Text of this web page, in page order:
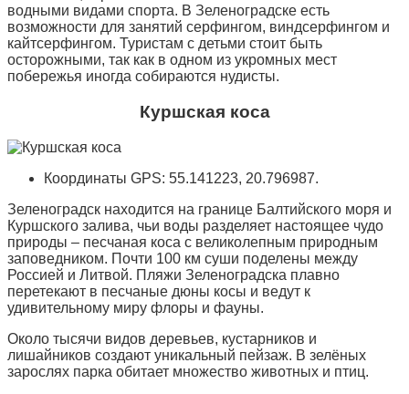
водными видами спорта. В Зеленоградске есть
возможности для занятий серфингом, виндсерфингом и
кайтсерфингом. Туристам с детьми стоит быть
осторожными, так как в одном из укромных мест
побережья иногда собираются нудисты.
Куршская коса
Координаты GPS: 55.141223, 20.796987.
Зеленоградск находится на границе Балтийского моря и
Куршского залива, чьи воды разделяет настоящее чудо
природы – песчаная коса с великолепным природным
заповедником. Почти 100 км суши поделены между
Россией и Литвой. Пляжи Зеленоградска плавно
перетекают в песчаные дюны косы и ведут к
удивительному миру флоры и фауны.
Около тысячи видов деревьев, кустарников и
лишайников создают уникальный пейзаж. В зелёных
зарослях парка обитает множество животных и птиц.